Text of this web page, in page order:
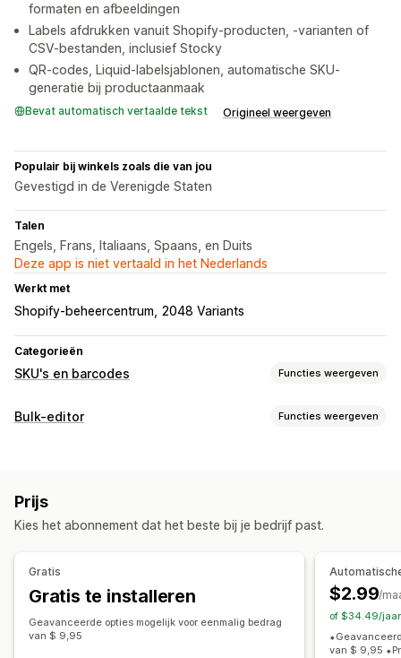
formaten en afbeeldingen
Labels afdrukken vanuit Shopify-producten, -varianten of
CSV-bestanden, inclusief Stocky
QR-codes, Liquid-labelsjablonen, automatische SKU-
generatie bij productaanmaak
Bevat automatisch vertaalde tekst Origineel weergeven
Populair bij winkels zoals die van jou
Gevestigd in de Verenigde Staten
Talen
Engels, Frans, Italiaans, Spaans, en Duits
Deze app is niet vertaald in het Nederlands
Werkt met
Shopify-beheercentrum 2048 Variants
Categorieën
SKU's en barcodes Functies weergeven
Barcodebeheer
SKU-beheer
Automatische generatie
Bulkgeneratie
Eigen templates
Barcode-integratie
Label afdrukken
In bulk afdrukken Eigen templates Aangepaste opmaak
Aangepaste maat
Bulk-editor Functies weergeven
Acties
Prijs
Kies het abonnement dat het beste bij je bedrijf past.
Gratis
Gratis te installeren
Geavanceerde opties mogelijk voor eenmalig bedrag
van $ 9,95
$2.99/
of $34.49/
van $ 9,95